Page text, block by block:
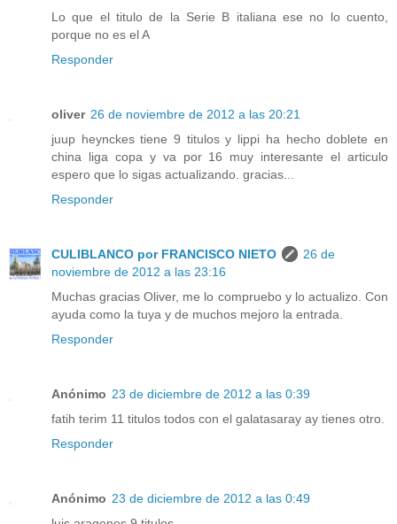
Lo que el titulo de la Serie B italiana ese no lo cuento,
porque no es el A
Responder
oliver 26 de noviembre de 2012 a las 20:21
juup heynckes tiene 9 titulos y lippi ha hecho doblete en
china liga copa y va por 16 muy interesante el articulo
espero que lo sigas actualizando. gracias...
Responder
CULIBLANCO por FRANCISCO NIETO
26 de
noviembre de 2012 a las 23:16
Muchas gracias Oliver, me lo compruebo y lo actualizo. Con
ayuda como la tuya y de muchos mejoro la entrada.
Responder
Anónimo 23 de diciembre de 2012 a las 0:39
fatih terim 11 titulos todos con el galatasaray ay tienes otro.
Responder
Anónimo 23 de diciembre de 2012 a las 0:49